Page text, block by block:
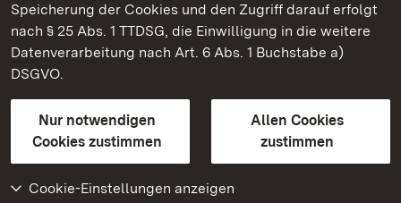
Speicherung der Cookies und den Zugriff darauf erfolgt
nach § 25 Abs. 1 TTDSG, die Einwilligung in die weitere
Datenverarbeitung nach Art. 6 Abs. 1 Buchstabe a)
DSGVO.
Nur notwendigen
Cookies zustimmen
Allen Cookies
zustimmen
Cookie-Einstellungen anzeigen
Staatliche Schlösser und Gärten Baden-Württemberg
Kontakt
GebärdenspracheLeichte Sprache
Erklärung zur Barrierefreiheit
BITV-konform (geprüfte Seiten)
Weiteres